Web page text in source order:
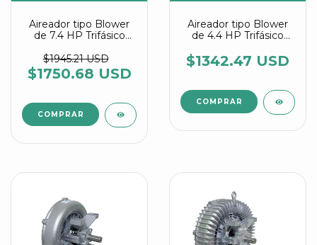
Aireador tipo Blower
de 7.4 HP Trifásico
$1945.21 USD
$1750.68 USD
Aireador tipo Blower
de 4.4 HP Trifásico
$1342.47 USD